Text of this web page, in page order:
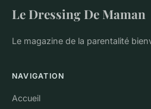
Le Dressing De Maman
Le magazine de la parentalité
NAVIGATION
Accueil